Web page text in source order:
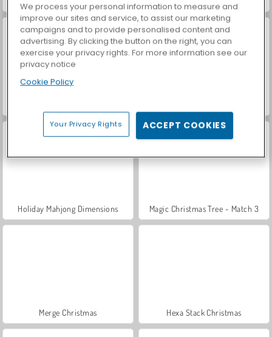
Holiday Mahjong Dimensions Magic Christmas Tree - Match 3
Merge Christmas Hexa Stack Christmas
We process your personal information to measure and
improve our sites and service, to assist our marketing
campaigns and to provide personalised content and
advertising. By clicking the button on the right, you can
exercise your privacy rights. For more information see our
privacy notice
Cookie Policy
Your Privacy Rights ACCEPT COOKIES